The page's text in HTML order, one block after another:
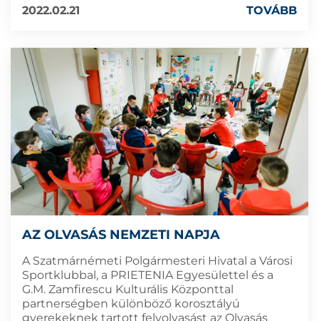
2022.02.21 TOVÁBB
AZ OLVASÁS NEMZETI NAPJA
A Szatmárnémeti Polgármesteri Hivatal a Városi
Sportklubbal, a PRIETENIA Egyesülettel és a
G.M. Zamfirescu Kulturális Központtal
partnerségben különböző korosztályú
gyerekeknek tartott felvolvasást az Olvasás